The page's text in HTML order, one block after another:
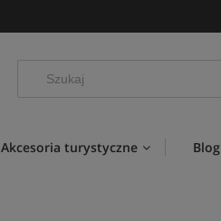
Akcesoria turystyczne Blog